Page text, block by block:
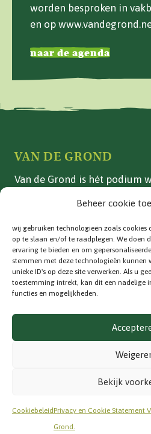
Beheer cookie
wij gebruiken technologieën zoals
op te slaan en/of te raadplegen. We doen
ervaring te bieden en om
stemmen met deze technologieën kunnen
unieke ID's op deze site verwerken. Als u
toestemming intrekt, kan dit een nadelige
functies en mogelijkheden.
Bekijk
CookiebeleidPrivacy en Cookie Statement
Grond.
worden besproken in
en op
naar de agenda
VAN DE GROND
Van de Grond is hét podium
ADVERTEREN
Vakblad
Adverteren
info@vandegrond.net